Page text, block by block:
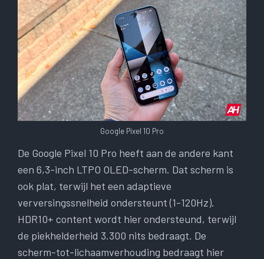
Google Pixel 10 Pro
De Google Pixel 10 Pro heeft aan de andere kant
een 6,3-inch LTPO OLED-scherm. Dat scherm is
ook plat, terwijl het een adaptieve
verversingssnelheid ondersteunt (1-120Hz).
HDR10+ content wordt hier ondersteund, terwijl
de piekhelderheid 3.300 nits bedraagt. De
scherm-tot-lichaamverhouding bedraagt ​​hier